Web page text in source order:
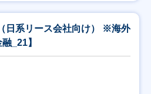
日系リース会社向け） ※海外
_21】